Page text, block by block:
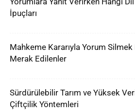
İpuçları
Mahkeme Kararıyla Yorum
Merak Edilenler
Sürdürülebilir Tarım ve Yüksek
Çiftçilik Yöntemleri